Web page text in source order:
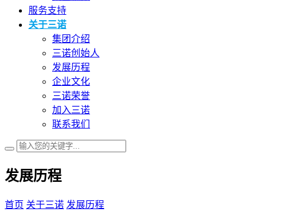
服务支持
关于三诺
集团介绍
三诺创始人
发展历程
企业文化
三诺荣誉
加入三诺
联系我们
发展历程
首页 关于三诺 发展历程